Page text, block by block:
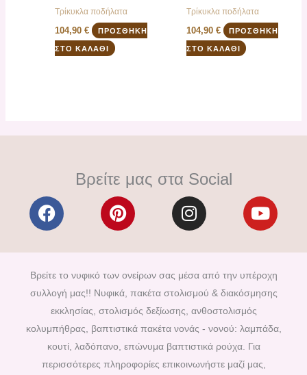
Τρίκυκλα ποδήλατα
104,90€ ΠΡΟΣΘΉΚΗ
ΣΤΟ ΚΑΛΆΘΙ
Τρίκυκλα ποδήλατα
104,90 € ΠΡΟΣΘΉΚΗ
ΣΤΟ ΚΑΛΆΘΙ
Βρείτε μας στα Social
F
a
e
b
o
o
k
P
i
t
e
r
e
s
t
I
n
t
a
g
r
a
m
Y
o
t
u
b
Βρείτε το νυφικό των ονείρων σας μέσα από την υπέροχη
συλλογή μας!! Νυφικά, πακέτα στολισμού & διακόσμησης
εκκλησίας, στολισμός δεξίωσης, ανθοστολισμός
κολυμπήθρας, βαπτιστικά πακέτα νονάς - νονού: λαμπάδα,
κουτί, λαδόπανο, επώνυμα βαπτιστικά ρούχα. Για
περισσότερες πληροφορίες επικοινωνήστε μαζί μας,